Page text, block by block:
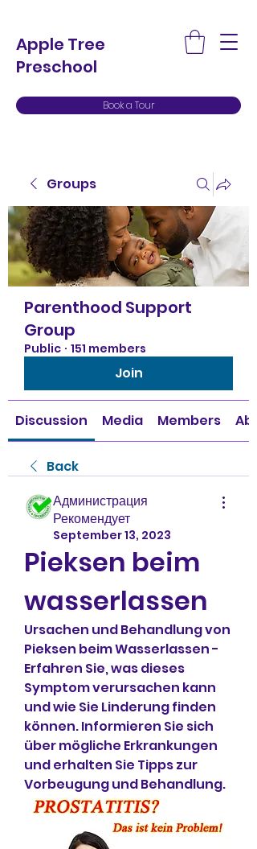
Apple Tree
Preschool
Book a Tour
Groups
Parenthood Support
Group
Public · 151 members
Join
Discussion Media Members
Back
Администрация
Рекомендует
September 13, 2023
Pieksen beim
wasserlassen
Ursachen und Behandlung von
Pieksen beim Wasserlassen -
Erfahren Sie, was dieses
Symptom verursachen kann
und wie Sie Linderung finden
können. Informieren Sie sich
über mögliche Erkrankungen
und erhalten Sie Tipps zur
Vorbeugung und Behandlung.